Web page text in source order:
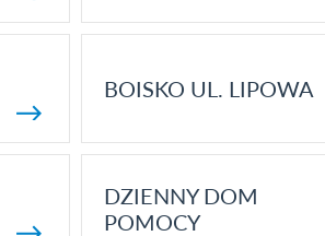
BOISKO UL. LIPOWA
DZIENNY DOM
POMOCY